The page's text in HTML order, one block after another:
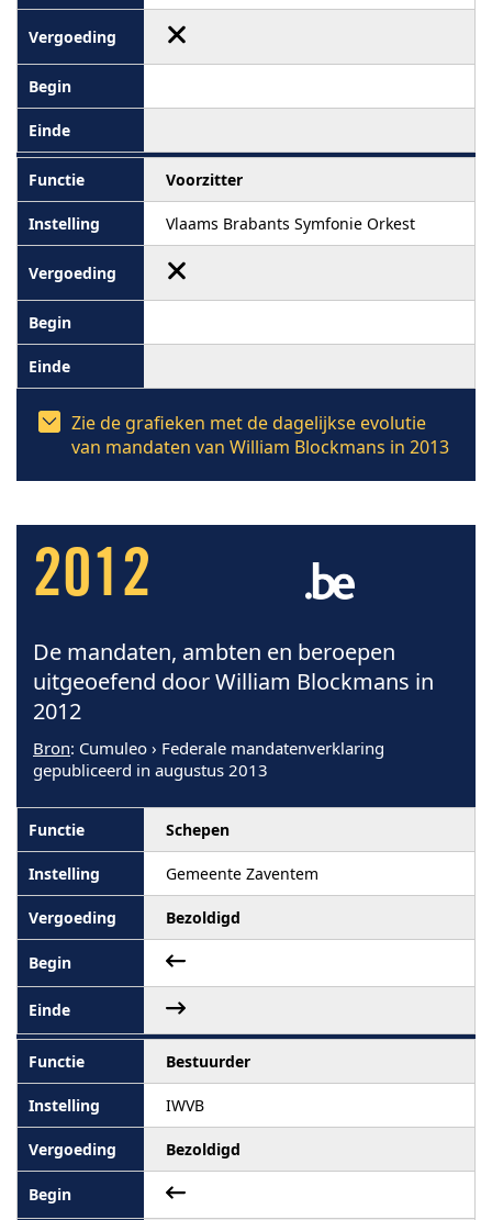
Voorzitter
Vlaams Brabants Symfonie Orkest
Zie de grafieken met de dagelijkse evolutie
van mandaten van William Blockmans in 2013
2012
De mandaten, ambten en beroepen
uitgeoefend door William Blockmans in
2012
Bron: Cumuleo › Federale mandatenverklaring
gepubliceerd in augustus 2013
Schepen
Gemeente Zaventem
Bezoldigd
Bestuurder
IWVB
Bezoldigd